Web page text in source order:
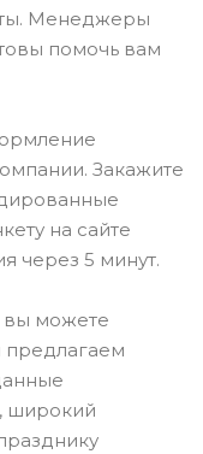
Менеджеры
помочь вам
Закажите
на сайте
через 5 минут.
вы можете
широкий